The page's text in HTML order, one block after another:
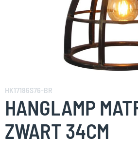
naar
het
begin
van
de
afbeeldingen-
HK17186S76-BR
HANGLAMP
ZWART 34CM